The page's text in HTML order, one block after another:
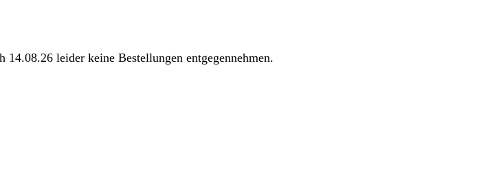
leider keine Bestellungen entgegennehmen.